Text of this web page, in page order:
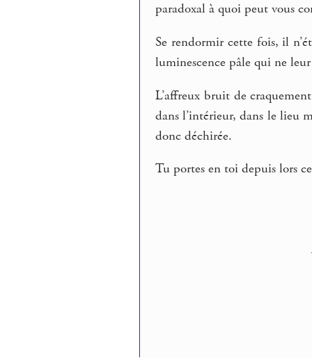
paradoxal à quoi peut vous
Se rendormir cette fois, il
luminescence pâle qui ne
L’affreux bruit de
dans l’intérieur, dans le lieu
donc déchirée.
Tu portes en toi depuis lors